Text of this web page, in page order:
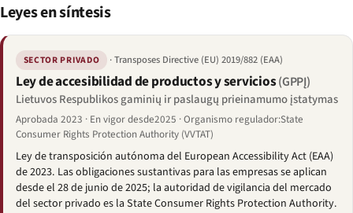
Leyes en síntesis
SECTOR PRIVADO · Transposes Directive (EU) 2019/882 (EAA)
Ley de accesibilidad de productos y servicios(GPPĮ)
Lietuvos Respublikos gaminių ir paslaugų prieinamumo įstatymas
Aprobada 2023 · En vigor desde2025 · Organismo regulador:State
Consumer Rights Protection Authority (VVTAT)
Ley de transposición autónoma del European Accessibility Act (EAA)
de 2023. Las obligaciones sustantivas para las empresas se aplican
desde el 28 de junio de 2025; la autoridad de vigilancia del mercado
del sector privado es la State Consumer Rights Protection Authority.